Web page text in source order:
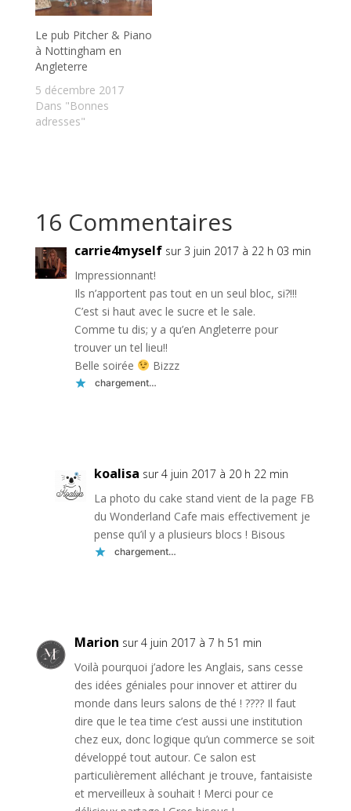
Le pub Pitcher & Piano
à Nottingham en
Angleterre
5 décembre 2017
Dans "Bonnes
adresses"
16 Commentaires
carrie4myself sur 3 juin 2017 à 22 h 03 min
Impressionnant!
Ils n’apportent pas tout en un seul bloc, si?!!!
C’est si haut avec le sucre et le sale.
Comme tu dis; y a qu’en Angleterre pour
trouver un tel lieu!!
Belle soirée
Bizzz
chargement…
koalisa sur 4 juin 2017 à 20 h 22 min
La photo du cake stand vient de la page FB
du Wonderland Cafe mais effectivement je
pense qu’il y a plusieurs blocs ! Bisous
chargement…
Marion sur 4 juin 2017 à 7 h 51 min
Voilà pourquoi j’adore les Anglais, sans cesse
des idées géniales pour innover et attirer du
monde dans leurs salons de thé ! ???? Il faut
dire que le tea time c’est aussi une institution
chez eux, donc logique qu’un commerce se soit
développé tout autour. Ce salon est
particulièrement alléchant je trouve, fantaisiste
et merveilleux à souhait ! Merci pour ce